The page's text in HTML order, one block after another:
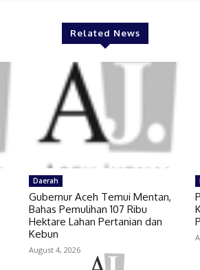
Related News
Daerah
Gubernur Aceh Temui Mentan,
Bahas Pemulihan 107 Ribu
Hektare Lahan Pertanian dan
Kebun
August 4, 2026